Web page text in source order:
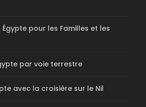
pour les Familles et les
par voie terrestre
avec la croisière sur le Nil